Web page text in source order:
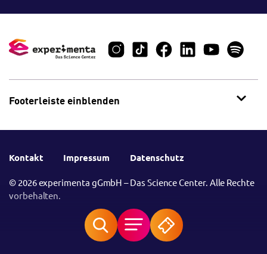
Footerleiste einblenden
Kontakt Impressum Datenschutz
© 2026 experimenta gGmbH – Das Science Center. Alle Rechte
vorbehalten.